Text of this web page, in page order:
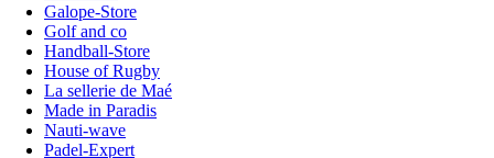
Galope-Store
Golf and co
Handball-Store
House of Rugby
La sellerie de Maé
Made in Paradis
Nauti-wave
Padel-Expert